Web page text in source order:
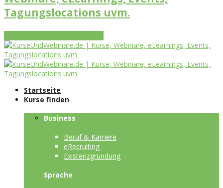
Startseite
Kurse finden
Business
Beruf & Karriere
eRecruiting
Existenzgründung
Sprache